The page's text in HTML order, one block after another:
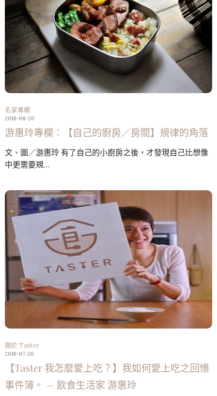
名家專欄
2018-08-20
游惠玲專欄：【自己的廚房／房間】規律的角落
文、圖／游惠玲 有了自己的小廚房之後，才發現自己比想像
中更需要規…
關於 Taster
2018-07-20
【Taster 我怎麼愛上吃？】我如何愛上吃之回憶
事件簿。 — 飲食生活家 游惠玲